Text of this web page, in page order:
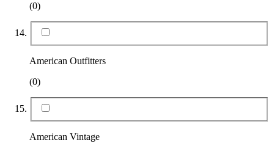
(0)
American Outfitters
(0)
American Vintage